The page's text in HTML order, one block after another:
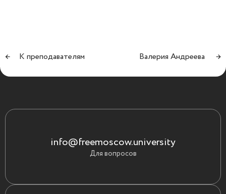
← К преподавателям Валерия Андреева →
info@freemoscow.university
Для вопросов